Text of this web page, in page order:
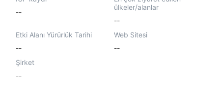
--
ülkeler/alanlar
--
Etki Alanı Yürürlük Tarihi
--
Web Sitesi
--
Şirket
--